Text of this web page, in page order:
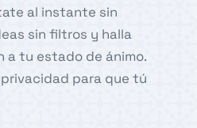
al instante sin
sin filtros y halla
a tu estado de ánimo.
para que tú